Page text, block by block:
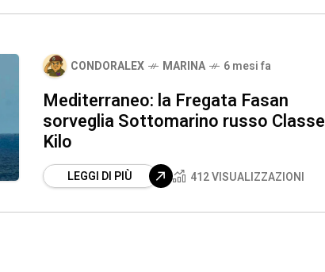
CONDORALEX MARINA 6 mesi fa
Mediterraneo: la Fregata Fasan
sorveglia Sottomarino russo Classe
Kilo
LEGGI DI PIÙ 412 VISUALIZZAZIONI